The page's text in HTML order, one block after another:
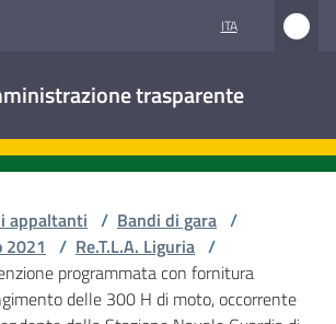
ITA
trasparente
appaltanti / Bandi di gara /
2021 / Re.T.L.A. Liguria /
programmata con fornitura
delle 300 H di moto, occorrente